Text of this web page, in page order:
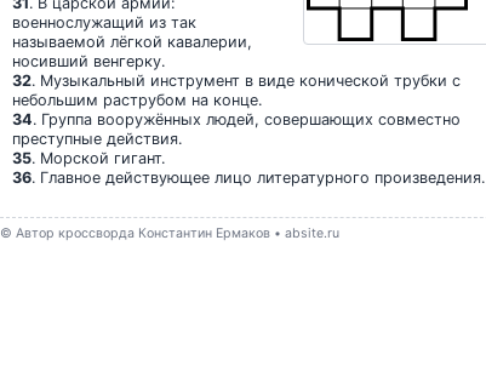
военнослужащий из так
называемой лёгкой кавалерии,
носивший венгерку.
32. Музыкальный инструмент в виде конической трубки с
небольшим раструбом на конце.
34. Группа вооружённых людей, совершающих совместно
преступные действия.
35. Морской гигант.
36. Главное действующее лицо литературного произведения.
© Автор кроссворда Константин Ермаков • absite.ru